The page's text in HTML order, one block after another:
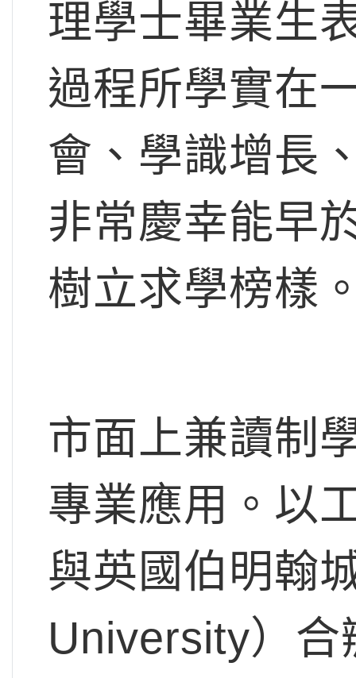
理學士畢業生
過程所學實在
會、學識增長
非常慶幸能早
樹立求學榜樣
市面上兼讀制
專業應用。以
與英國伯明翰
University）